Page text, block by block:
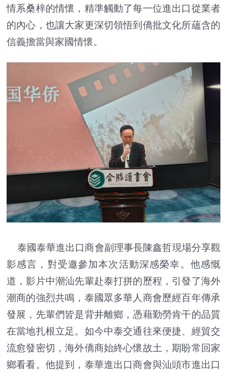
情系桑梓的情懷，精準觸動了每一位進出口從業者
的內心，也讓大家更深切領悟到僑批文化所蘊含的
信義擔當與家國情懷。
泰國泰華進出口商會副理事長陳鑫哲現場分享觀
影感言，對受邀參加本次活動深感榮幸。他感慨
道，影片中潮汕先輩赴泰打拼的歷程，引發了海外
潮商的強烈共鳴，泰國眾多華人商會歷經百年傳承
發展，先輩們皆是背井離鄉，憑藉勤勞肯干的品質
在當地扎根立足。如今中泰交通往來便捷、經貿交
流愈發密切，海外僑商始終心懷故土，期盼常回家
鄉看看。他提到，泰華進出口商會與汕頭市進出口